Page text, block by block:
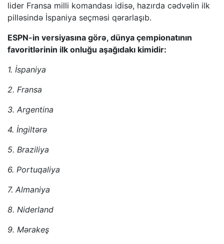
lider Fransa milli komandası idisə, hazırda cədvəlin ilk
pilləsində İspaniya seçməsi qərarlaşıb.
ESPN-in versiyasına görə, dünya çempionatının
favoritlərinin ilk onluğu aşağıdakı kimidir:
1. İspaniya
2. Fransa
3. Argentina
4. İngiltərə
5. Braziliya
6. Portuqaliya
7. Almaniya
8. Niderland
9. Mərakeş